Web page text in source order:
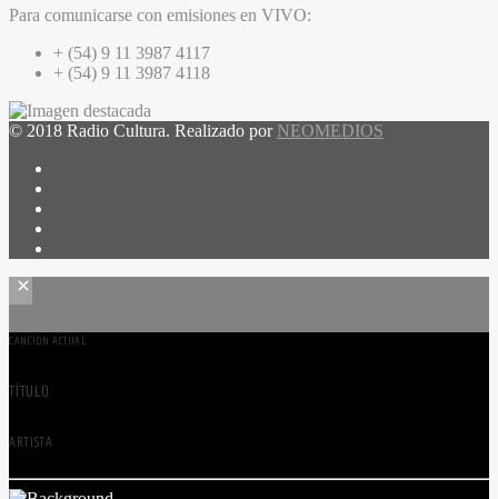
Para comunicarse con emisiones en VIVO:
+ (54) 9 11 3987 4117
+ (54) 9 11 3987 4118
© 2018 Radio Cultura. Realizado por NEOMEDIOS
CANCIÓN ACTUAL
TÍTULO
ARTISTA